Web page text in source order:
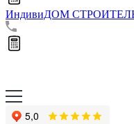
ИндивиДОМ